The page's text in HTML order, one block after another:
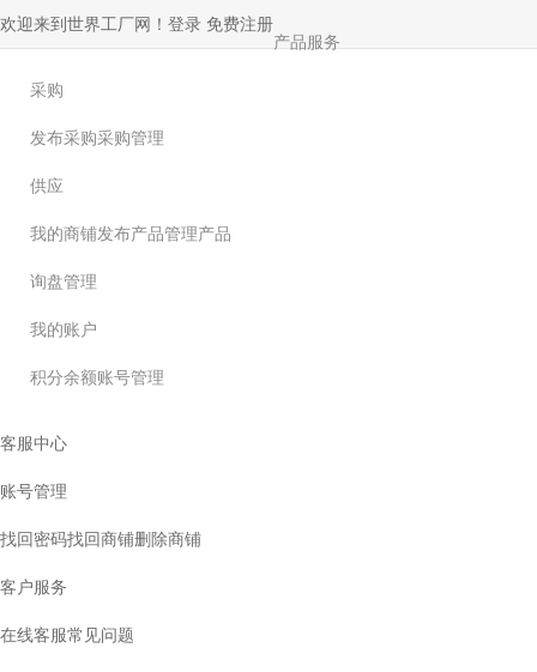
欢迎来到世界工厂网！ 登录 免费注册
产品服务
采购
发布采购采购管理
供应
我的商铺发布产品管理产品
询盘管理
我的账户
积分余额账号管理
客服中心
账号管理
找回密码找回商铺删除商铺
客户服务
在线客服常见问题